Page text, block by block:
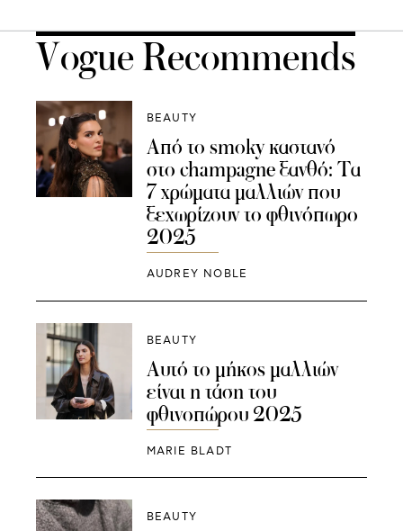
Vogue Recommends
BEAUTY
Από το smoky καστανό
στο champagne ξανθό: Τα
7 χρώματα μαλλιών που
ξεχωρίζουν το φθινόπωρο
2025
AUDREY NOBLE
BEAUTY
Αυτό το μήκος μαλλιών
είναι η τάση του
φθινοπώρου 2025
MARIE BLADT
BEAUTY